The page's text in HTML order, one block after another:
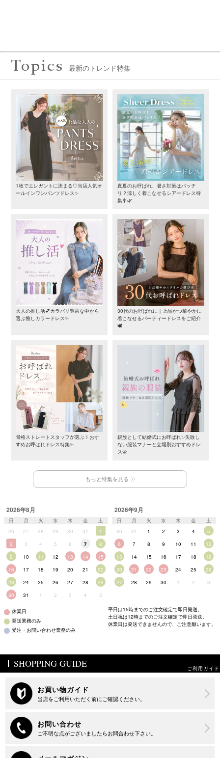
Topics 最新のトレンド特集
1枚でエレガントに決まる♡当店人気オ
ールインワンパンツドレス✨
真夏のお呼ばれ、暑さ対策はバッチ
リ？涼しく着こなせるシアードレス特
集🎐🌿
大人の推し活💕カラバリ豊富な中から
選ぶ推しカラードレス✨
30代のお呼ばれに｜上品かつ華やかに
着こなせるパーティードレスをご紹介
🕊️
骨格ストレートスタッフが選ぶ！おす
すめお呼ばれドレス特集✨
親族として結婚式にお呼ばれ✨失敗し
ない服装マナーと立場別おすすめドレ
ス🌼
もっと特集を見る
2026年8月
日 月 火 水 木 金
土
26
27 28 29 30 31
1
2
3 4 5 6 7
8
9
10 11 12 13 14
15
16
17 18 19 20 21
22
23
24 25 26 27 28
29
30
31 1 2 3 4 5
2026年9月
日 月 火 水 木 金
土
30
31 1 2 3 4
5
6
7 8 9 10 11
12
13
14 15 16 17 18
19
20
21 22 23 24 25
26
27
28 29 30 1 2 3
休業日
発送業務のみ
受注・お問い合わせ業務のみ
平日は15時までのご注文確定で即日発送。
土日祝は12時までのご注文確定で即日発送。
休業日は発送できませんので、ご注意願います。
SHOPPING GUIDE ご利用ガイド